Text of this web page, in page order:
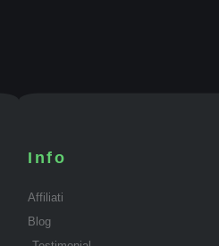
Info
Affiliati
Blog